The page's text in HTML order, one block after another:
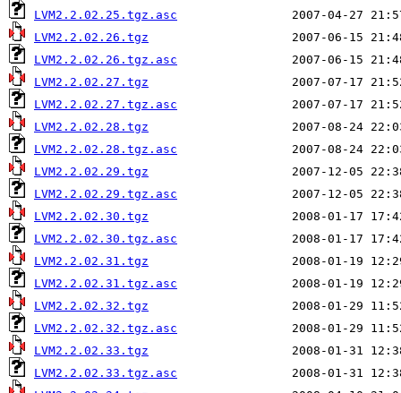
LVM2.2.02.25.tgz.asc
LVM2.2.02.26.tgz
LVM2.2.02.26.tgz.asc
LVM2.2.02.27.tgz
LVM2.2.02.27.tgz.asc
LVM2.2.02.28.tgz
LVM2.2.02.28.tgz.asc
LVM2.2.02.29.tgz
LVM2.2.02.29.tgz.asc
LVM2.2.02.30.tgz
LVM2.2.02.30.tgz.asc
LVM2.2.02.31.tgz
LVM2.2.02.31.tgz.asc
LVM2.2.02.32.tgz
LVM2.2.02.32.tgz.asc
LVM2.2.02.33.tgz
LVM2.2.02.33.tgz.asc